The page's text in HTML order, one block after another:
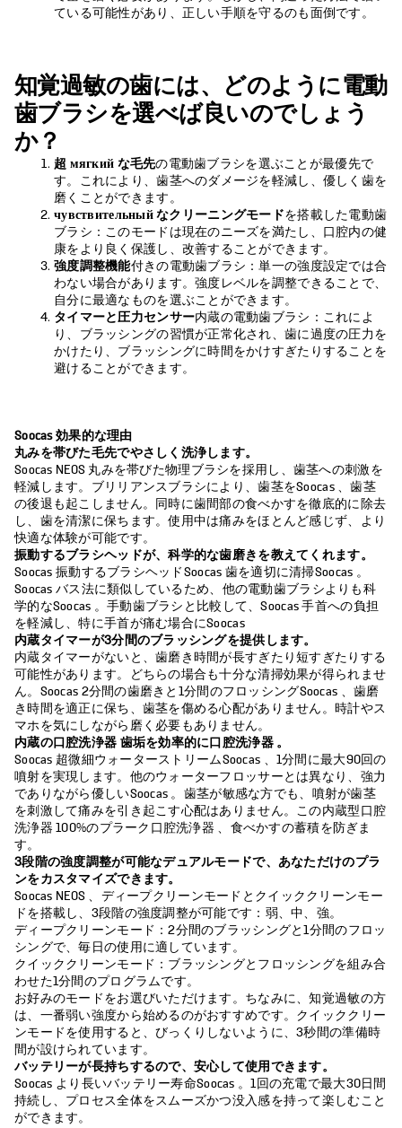
ている可能性があり、正しい手順を守るのも面倒です。
知覚過敏の歯には、どのように電動
歯ブラシを選べば良いのでしょう
か？
超 мягкий な毛先の電動歯ブラシを選ぶことが最優先で
す。これにより、歯茎へのダメージを軽減し、優しく歯を
磨くことができます。
чувствительный なクリーニングモードを搭載した電動歯
ブラシ：このモードは現在のニーズを満たし、口腔内の健
康をより良く保護し、改善することができます。
強度調整機能付きの電動歯ブラシ：単一の強度設定では合
わない場合があります。強度レベルを調整できることで、
自分に最適なものを選ぶことができます。
タイマーと圧力センサー内蔵の電動歯ブラシ：これによ
り、ブラッシングの習慣が正常化され、歯に過度の圧力を
かけたり、ブラッシングに時間をかけすぎたりすることを
避けることができます。
Soocas 効果的な理由
丸みを帯びた毛先でやさしく洗浄します。
Soocas NEOS 丸みを帯びた物理ブラシを採用し、歯茎への刺激を
軽減します。ブリリアンスブラシにより、歯茎をSoocas 、歯茎
の後退も起こしません。同時に歯間部の食べかすを徹底的に除去
し、歯を清潔に保ちます。使用中は痛みをほとんど感じず、より
快適な体験が可能です。
振動するブラシヘッドが、科学的な歯磨きを教えてくれます。
Soocas 振動するブラシヘッドSoocas 歯を適切に清掃Soocas 。
Soocas バス法に類似しているため、他の電動歯ブラシよりも科
学的なSoocas 。手動歯ブラシと比較して、Soocas 手首への負担
を軽減し、特に手首が痛む場合にSoocas
内蔵タイマーが3分間のブラッシングを提供します。
内蔵タイマーがないと、歯磨き時間が長すぎたり短すぎたりする
可能性があります。どちらの場合も十分な清掃効果が得られませ
ん。Soocas 2分間の歯磨きと1分間のフロッシングSoocas 、歯磨
き時間を適正に保ち、歯茎を傷める心配がありません。時計やス
マホを気にしながら磨く必要もありません。
内蔵の口腔洗浄器 歯垢を効率的に口腔洗浄器 。
Soocas 超微細ウォーターストリームSoocas 、1分間に最大90回の
噴射を実現します。他のウォーターフロッサーとは異なり、強力
でありながら優しいSoocas 。歯茎が敏感な方でも、噴射が歯茎
を刺激して痛みを引き起こす心配はありません。この内蔵型口腔
洗浄器 100%のプラーク口腔洗浄器 、食べかすの蓄積を防ぎま
す。
3段階の強度調整が可能なデュアルモードで、あなただけのプラ
ンをカスタマイズできます。
Soocas NEOS 、ディープクリーンモードとクイッククリーンモー
ドを搭載し、3段階の強度調整が可能です：弱、中、強。
ディープクリーンモード：2分間のブラッシングと1分間のフロッ
シングで、毎日の使用に適しています。
クイッククリーンモード：ブラッシングとフロッシングを組み合
わせた1分間のプログラムです。
お好みのモードをお選びいただけます。ちなみに、知覚過敏の方
は、一番弱い強度から始めるのがおすすめです。クイッククリー
ンモードを使用すると、びっくりしないように、3秒間の準備時
間が設けられています。
バッテリーが長持ちするので、安心して使用できます。
Soocas より長いバッテリー寿命Soocas 。1回の充電で最大30日間
持続し、プロセス全体をスムーズかつ没入感を持って楽しむこと
ができます。